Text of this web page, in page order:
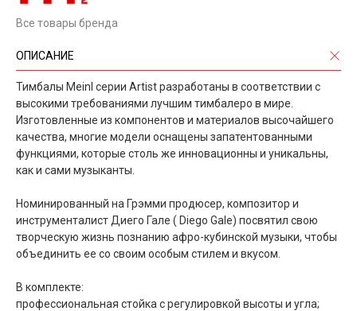
Все товары бренда
ОПИСАНИЕ
Тимбалы Meinl серии Artist разработаны в соответствии с
высокими требованиями лучшим тимбалеро в мире.
Изготовленные из компонентов и материалов высочайшего
качества, многие модели оснащены запатентованными
функциями, которые столь же инновационны и уникальны,
как и сами музыканты.
Номинированный на Грэмми продюсер, композитор и
инструменталист Диего Гале ( Diego Gale) посвятил свою
творческую жизнь познанию афро-кубинской музыки, чтобы
объединить ее со своим особым стилем и вкусом.
В комплекте:
профессиональная стойка с регулировкой высоты и угла;